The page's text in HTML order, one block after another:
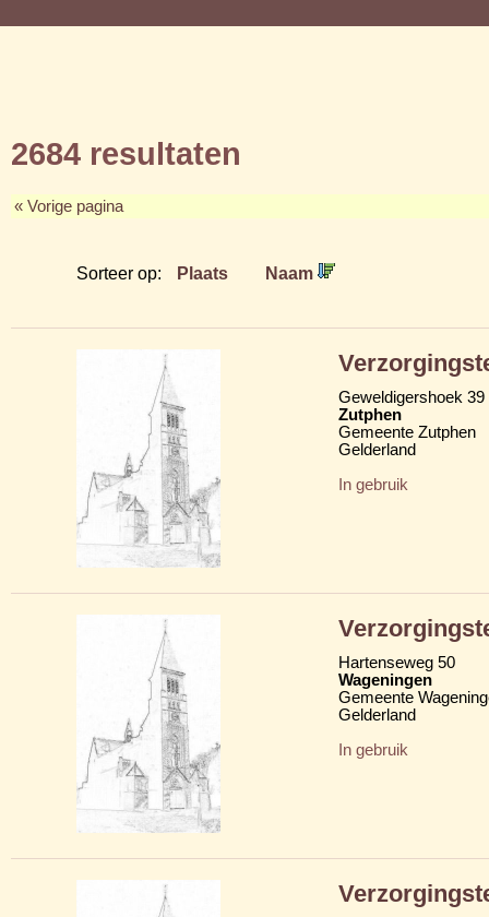
2684 resultaten
« Vorige pagina
Sorteer op: Plaats Naam
Geweldigershoek 39
Zutphen
Gemeente Zutphen
Gelderland
In gebruik
Hartenseweg 50
Wageningen
Gemeente
Gelderland
In gebruik